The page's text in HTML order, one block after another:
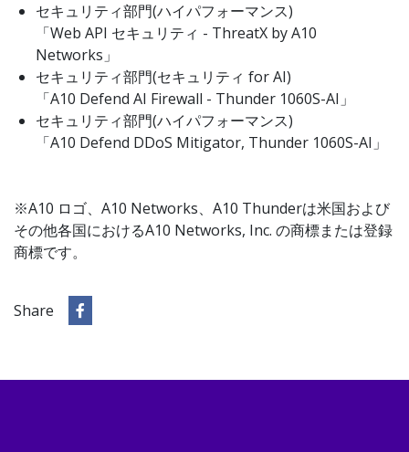
セキュリティ部門(ハイパフォーマンス)
「Web API セキュリティ - ThreatX by A10
Networks」
セキュリティ部門(セキュリティ for AI)
「A10 Defend AI Firewall - Thunder 1060S-AI」
セキュリティ部門(ハイパフォーマンス)
「A10 Defend DDoS Mitigator, Thunder 1060S-AI」
※A10 ロゴ、A10 Networks、A10 Thunderは米国および
その他各国におけるA10 Networks, Inc. の商標または登録
商標です。
Share